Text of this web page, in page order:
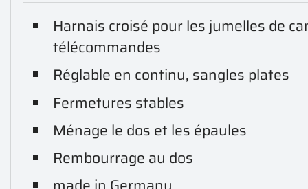
Harnais croisé pour les jumelles de
télécommandes
Réglable en continu, sangles plates
Fermetures stables
Ménage le dos et les épaules
Rembourrage au dos